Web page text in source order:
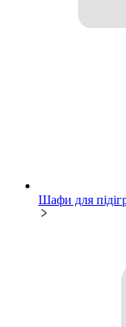
Шафи для